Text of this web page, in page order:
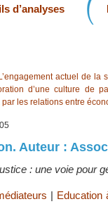
d’analyses
L’engagement actuel de
d’une culture de
les relations entre
Auteur :
: une voie pour
| Education